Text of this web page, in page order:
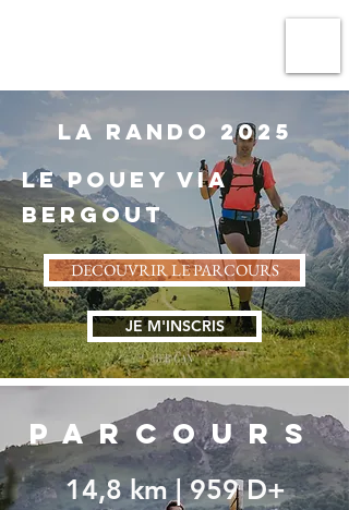
LA RANDO 2025
le Pouey via
Bergout
DECOUVRIR LE PARCOURS
JE M'INSCRIS
PARCOURS
14,8 km | 959 D+